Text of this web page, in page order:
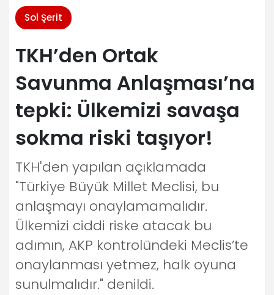
Sol Şerit
TKH’den Ortak
Savunma Anlaşması’na
tepki: Ülkemizi savaşa
sokma riski taşıyor!
TKH'den yapılan açıklamada
"Türkiye Büyük Millet Meclisi, bu
anlaşmayı onaylamamalıdır.
Ülkemizi ciddi riske atacak bu
adımın, AKP kontrolündeki Meclis’te
onaylanması yetmez, halk oyuna
sunulmalıdır." denildi.